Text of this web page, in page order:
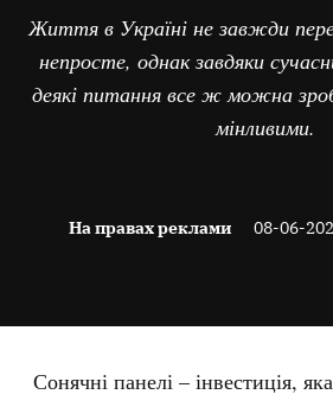
Життя в Україні не завжди
непросте, однак завдяки
деякі питання все ж можна
мінливими.
На правах реклами 08-06-
Сонячні панелі – інвестиція,